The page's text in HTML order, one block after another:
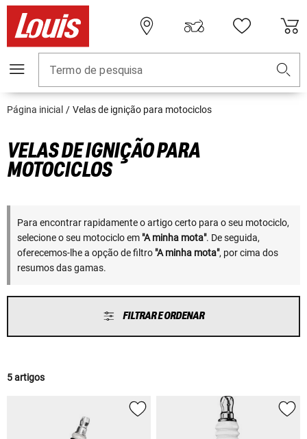
Termo de pesquisa
Página inicial Velas de ignição para motociclos
VELAS DE IGNIÇÃO PARA
MOTOCICLOS
Para encontrar rapidamente o artigo certo para o seu motociclo,
selecione o seu motociclo em "A minha mota". De seguida,
oferecemos-lhe a opção de filtro "A minha mota", por cima dos
resumos das gamas.
FILTRAR E ORDENAR
5 artigos